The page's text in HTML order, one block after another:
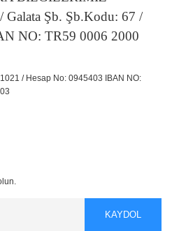
Galata Şb. Şb.Kodu: 67 /
NO: TR59 0006 2000
/ Hesap No: 0945403 IBAN NO:
KAYDOL